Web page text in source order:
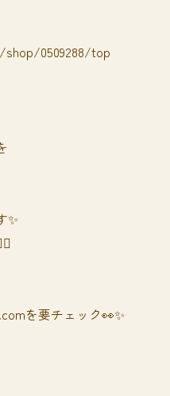
0509288/top
✨
を要チェック👀✨